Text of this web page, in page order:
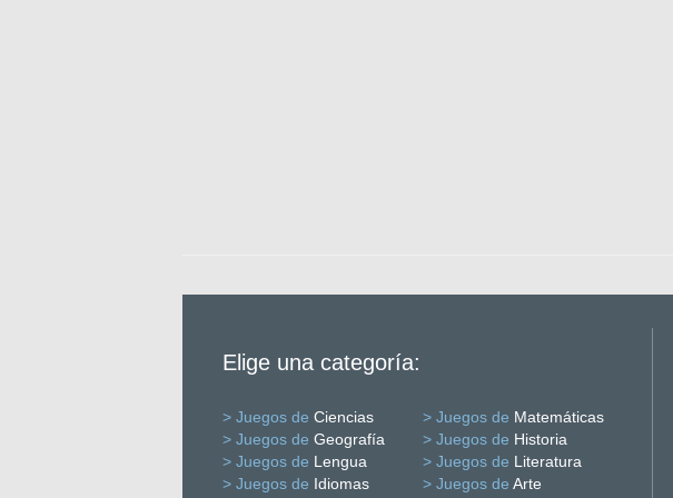
Elige una categoría:
> Juegos de Ciencias > Juegos de Matemáticas
> Juegos de Geografía > Juegos de Historia
> Juegos de Lengua > Juegos de Literatura
> Juegos de Idiomas > Juegos de Arte